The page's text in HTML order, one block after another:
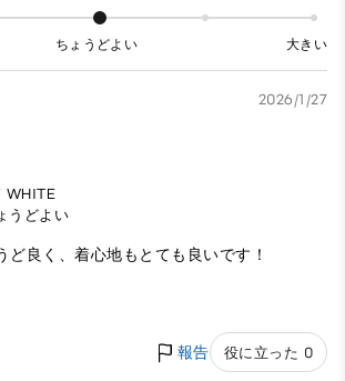
ちょうどよい 大きい
2026/1/27
WHITE
うどよい
ど良く、着心地もとても良いです！
報告 役に立った 0